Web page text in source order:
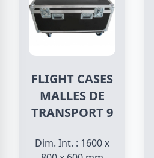
FLIGHT CASES
MALLES DE
TRANSPORT 9
Dim. Int. : 1600 x